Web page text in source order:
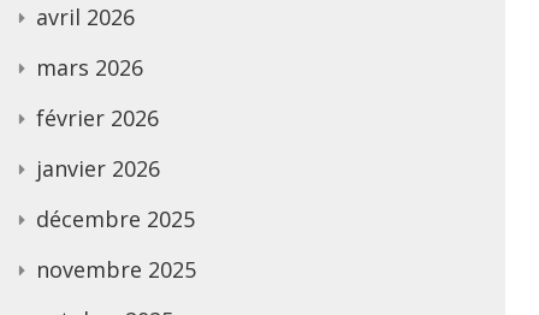
avril 2026
mars 2026
février 2026
janvier 2026
décembre 2025
novembre 2025